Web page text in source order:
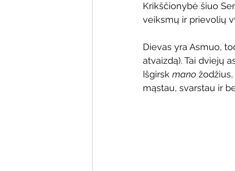
Krikščionybė šiuo
veiksmų ir prievolių
Dievas yra Asmuo,
atvaizdą). Tai dviejų
Išgirsk mano žodžius,
mąstau, svarstau ir